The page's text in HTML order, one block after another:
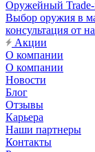
Оружейный
Выбор оружия в
консультация от
Акции
О компании
О компании
Новости
Блог
Отзывы
Карьера
Наши партнеры
Контакты